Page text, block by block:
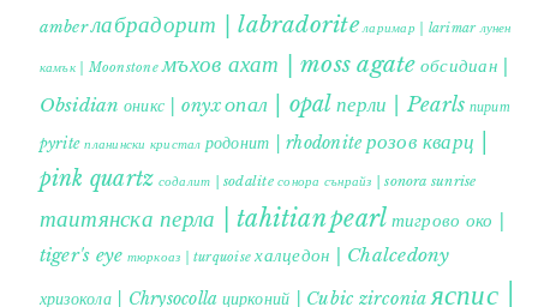
amberлабрадорит | labradorite ларимар | larimar лунен
камък | Moonstone мъхов ахат | moss agate обсидиан |
Obsidian оникс | onyxопал | opal перли | Pearls пирит |
pyrite планински кристал родонит | rhodonite розов кварц |
pink quartz содалит | sodalite сонора сънрайз | sonora sunrise
таитянска перла | tahitian pearl тигрово око |
tiger's eye тюркоаз | turquoise халцедон | Chalcedony
хризокола | Chrysocolla цирконий | Cubic zirconia яспис |